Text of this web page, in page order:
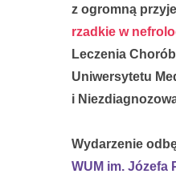
z ogromną
rzadkie w
Leczenia
Uniwersytetu
i
Wydarzenie
WUM im. Józefa